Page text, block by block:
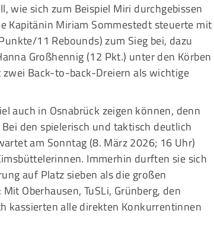
wie sich zum Beispiel Miri durchgebissen
Kapitänin Miriam Sommestedt steuerte mit
11 Rebounds) zum Sieg bei, dazu
Großhennig (12 Pkt.) unter den Körben
Back-to-back-Dreiern als wichtige
auch in Osnabrück zeigen können, denn
den spielerisch und taktisch deutlich
am Sonntag (8. März 2026; 16 Uhr)
Immerhin durften sie sich
auf Platz sieben als die großen
Oberhausen, TuSLi, Grünberg, den
kassierten alle direkten Konkurrentinnen